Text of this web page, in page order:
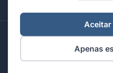
© 2026 Integrare. Marketing
Apenas